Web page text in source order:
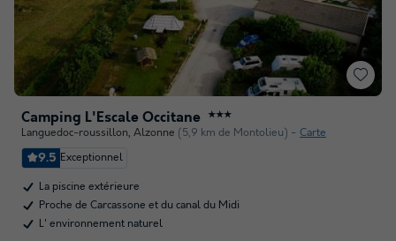
Camping L'Escale Occitane ★★★
Languedoc-roussillon, Alzonne (5,9 km de Montolieu) Carte
9.5 Exceptionnel
La piscine extérieure
Proche de Carcassone et du canal du Midi
L' environnement naturel